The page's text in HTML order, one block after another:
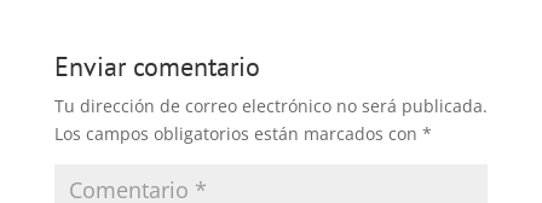
Enviar comentario
Tu dirección de correo electrónico no será publicada.
Los campos obligatorios están marcados con *